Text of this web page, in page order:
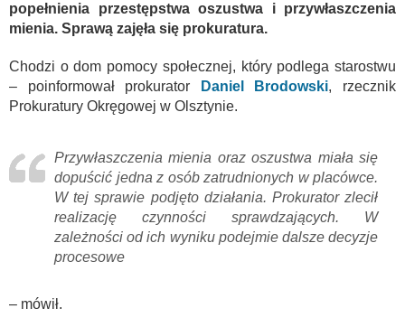
popełnienia przestępstwa oszustwa i przywłaszczenia
mienia. Sprawą zajęła się prokuratura.
Chodzi o dom pomocy społecznej, który podlega starostwu
– poinformował prokurator
Daniel Brodowski, rzecznik
Prokuratury Okręgowej w Olsztynie.
Przywłaszczenia mienia oraz oszustwa miała się
dopuścić jedna z osób zatrudnionych w placówce.
W tej sprawie podjęto działania. Prokurator zlecił
realizację czynności sprawdzających. W
zależności od ich wyniku podejmie dalsze decyzje
procesowe
– mówił.